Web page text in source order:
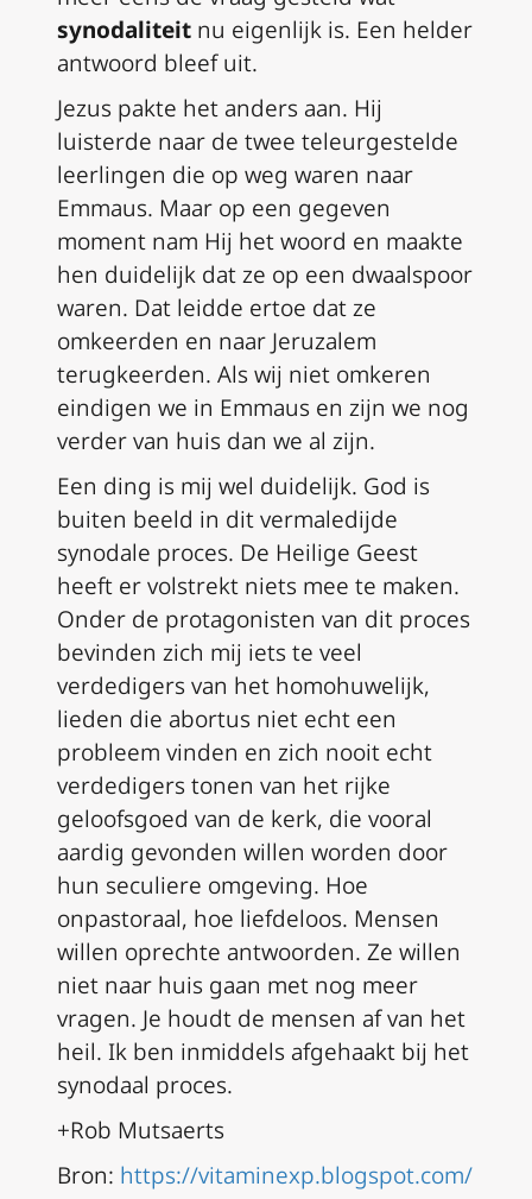
synodaliteit nu eigenlijk is. Een helder
antwoord bleef uit.
Jezus pakte het anders aan. Hij
luisterde naar de twee teleurgestelde
leerlingen die op weg waren naar
Emmaus. Maar op een gegeven
moment nam Hij het woord en maakte
hen duidelijk dat ze op een dwaalspoor
waren. Dat leidde ertoe dat ze
omkeerden en naar Jeruzalem
terugkeerden. Als wij niet omkeren
eindigen we in Emmaus en zijn we nog
verder van huis dan we al zijn.
Een ding is mij wel duidelijk. God is
buiten beeld in dit vermaledijde
synodale proces. De Heilige Geest
heeft er volstrekt niets mee te maken.
Onder de protagonisten van dit proces
bevinden zich mij iets te veel
verdedigers van het homohuwelijk,
lieden die abortus niet echt een
probleem vinden en zich nooit echt
verdedigers tonen van het rijke
geloofsgoed van de kerk, die vooral
aardig gevonden willen worden door
hun seculiere omgeving. Hoe
onpastoraal, hoe liefdeloos. Mensen
willen oprechte antwoorden. Ze willen
niet naar huis gaan met nog meer
vragen. Je houdt de mensen af van het
heil. Ik ben inmiddels afgehaakt bij het
synodaal proces.
+Rob Mutsaerts
Bron: https://vitaminexp.blogspot.com/